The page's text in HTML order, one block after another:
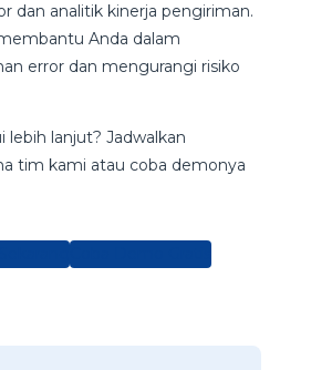
dan analitik kinerja pengiriman.
Anda dalam
error dan mengurangi risiko
lanjut? Jadwalkan
tim kami atau coba demonya